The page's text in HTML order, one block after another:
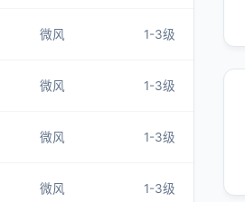
微风 1-3级
微风 1-3级
微风 1-3级
微风 1-3级